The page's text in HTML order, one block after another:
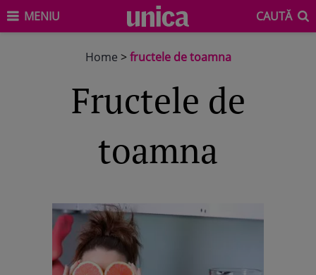
MENIU CAUTĂ
Home >fructele de toamna
fructele de
toamna